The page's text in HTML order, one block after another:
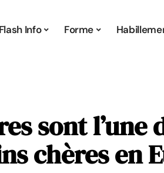
Flash Info Forme
sont l’une
chères en